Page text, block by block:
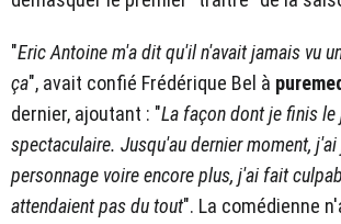
"Eric Antoine m'a dit qu'il n'avait jamais vu
ça", avait confié Frédérique Bel à
dernier, ajoutant : "La façon dont je finis le
spectaculaire. Jusqu'au dernier moment,
personnage voire encore plus, j'ai fait
attendaient pas du tout". La comédienne